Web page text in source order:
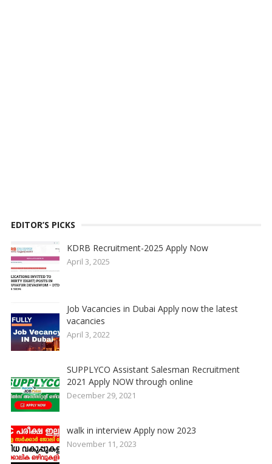
EDITOR’S PICKS
KDRB Recruitment-2025 Apply Now
April 3, 2025
Job Vacancies in Dubai Apply now the latest
vacancies
April 3, 2022
SUPPLYCO Assistant Salesman Recruitment
2021 Apply NOW through online
December 29, 2021
walk in interview Apply now 2023
November 11, 2023